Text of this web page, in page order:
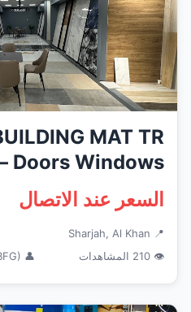
MAT TR
Doors Windows
Frames in S...
السعر عند الاتصال
📍 Sharjah, Al Khan
👁 210 المشاهدات
👤 AL ZAIN BUILDING MAT TR (BFG)